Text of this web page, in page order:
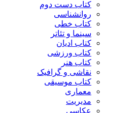
کتاب دست دوم
روانشناسی
کتاب خطی
سینما و تئاتر
کتاب ادیان
کتاب ورزشی
کتاب هنر
نقاشی و گرافیک
کتاب موسیقی
معماری
مدیریت
عکاسی